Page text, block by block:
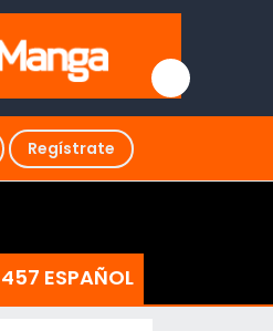
Regístrate
ESPAÑOL